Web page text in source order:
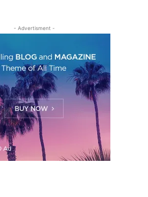
- Advertisment -